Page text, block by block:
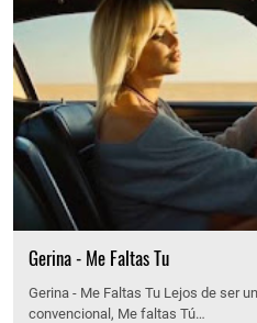
Gerina - Me Faltas Tu
Gerina - Me Faltas Tu Lejos de ser
convencional, Me faltas Tú…